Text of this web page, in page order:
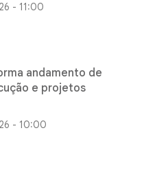
- 11:00
andamento de
e projetos
- 10:00